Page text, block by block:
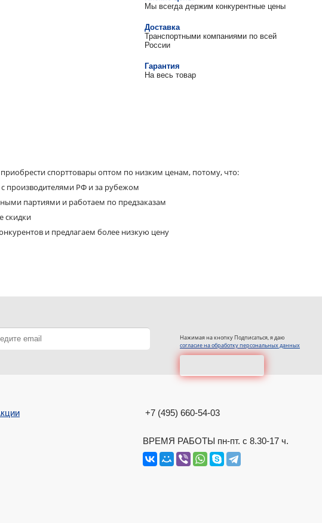
Мы всегда держим конкурентные цены
Доставка
Транспортными компаниями по всей
России
Гарантия
На весь товар
спорттовары оптом по низким ценам, потому, что:
производителями РФ и за рубежом
партиями и работаем по предзаказам
скидки
и предлагаем более низкую цену
Нажимая на кнопку Подписаться, я даю
согласие на обработку персональных данных
+7 (495) 660-54-03
ВРЕМЯ РАБОТЫ пн-пт. с 8.30-17 ч.